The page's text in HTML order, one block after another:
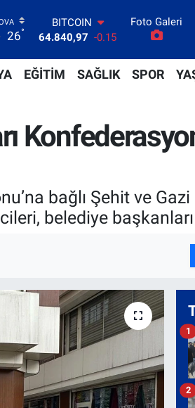
26°
DOLAR
47,7436
0.18
55,2510
0.32
STERLİN
6660.55
BİST100
Foto Galeri
EĞİTİM SAĞLIK SPOR
bağlı Şehit ve
belediye
1
2